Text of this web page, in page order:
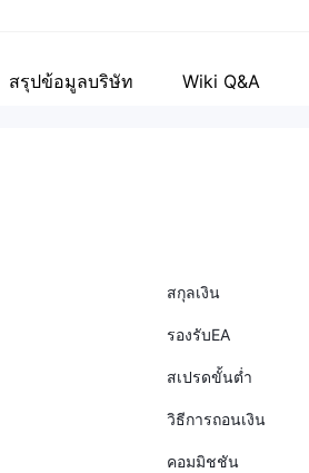
ทสรุปข้อมูลบริษัท Wiki Q&A
สกุลเงิน
รองรับEA
สเปรดขั้นต่ำ
วิธีการถอนเงิน
คอมมิชชัน